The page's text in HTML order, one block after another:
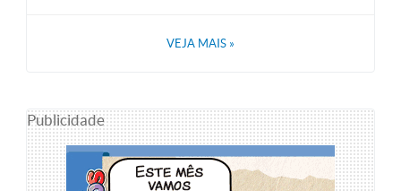
VEJA MAIS »
Publicidade